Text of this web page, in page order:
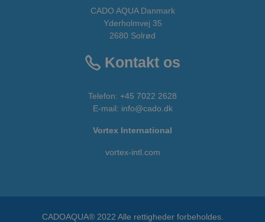
CADO AQUA Danmark
Yderholmvej 35
2680 Solrød
Kontakt os
Telefon: +45 7022 2628
E-mail: info@cado.dk
Vortex International
vortex-intl.com
CADOAQUA® 2022 Alle rettigheder forbeholdes.